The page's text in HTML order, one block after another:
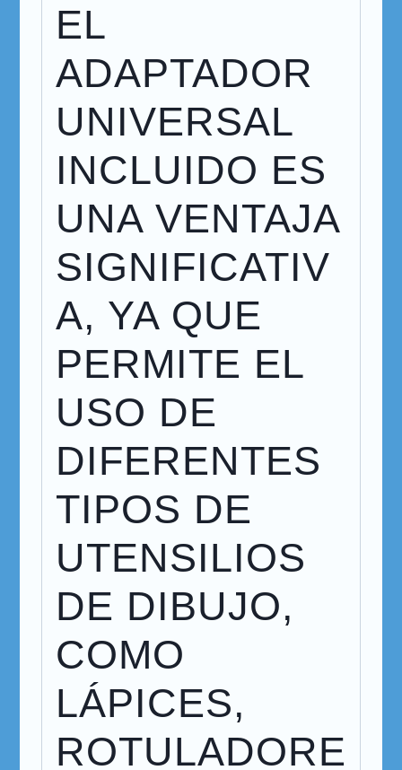
EL
ADAPTADOR
UNIVERSAL
INCLUIDO ES
UNA VENTAJA
SIGNIFICATIV
A, YA QUE
PERMITE EL
USO DE
DIFERENTES
TIPOS DE
UTENSILIOS
DE DIBUJO,
COMO
LÁPICES,
ROTULADORE